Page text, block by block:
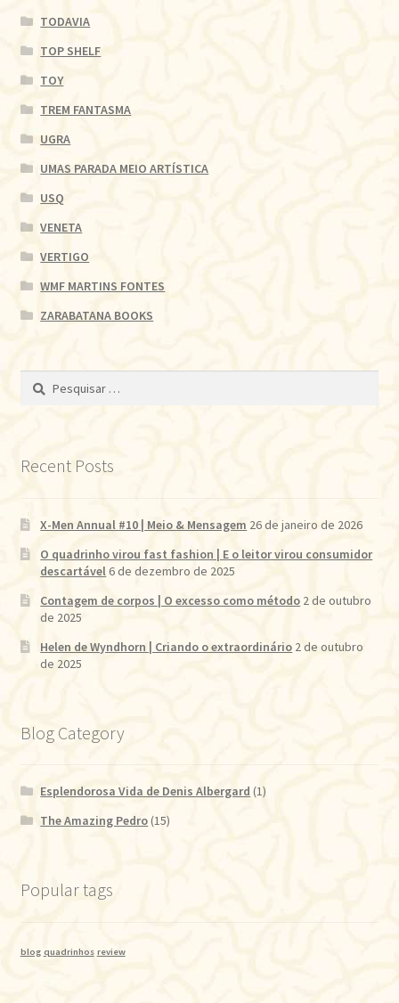
TODAVIA
TOP SHELF
TOY
TREM FANTASMA
UGRA
UMAS PARADA MEIO ARTÍSTICA
USQ
VENETA
VERTIGO
WMF MARTINS FONTES
ZARABATANA BOOKS
Pesquisar
Recent Posts
X-Men Annual #10 | Meio & Mensagem 26 de janeiro de 2026
O quadrinho virou fast fashion | E o leitor virou consumidor
descartável 6 de dezembro de 2025
Contagem de corpos | O excesso como método 2 de outubro
de 2025
Helen de Wyndhorn | Criando o extraordinário 2 de outubro
de 2025
Blog Category
Esplendorosa Vida de Denis Albergard (1)
The Amazing Pedro (15)
Popular tags
blog quadrinhos review